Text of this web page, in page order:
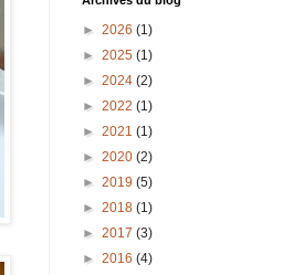
► 2026 (1)
► 2025 (1)
► 2024 (2)
► 2022 (1)
► 2021 (1)
► 2020 (2)
► 2019 (5)
► 2018 (1)
► 2017 (3)
► 2016 (4)